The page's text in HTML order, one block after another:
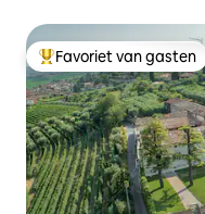
Topfavoriet van gasten
Favoriet van gasten